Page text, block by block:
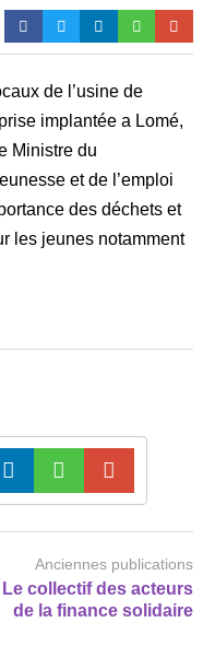
de l’usine de
implantée a Lomé,
Ministre du
et de l’emploi
des déchets et
les jeunes notamment
Anciennes publications
Le collectif des acteurs
de la finance solidaire